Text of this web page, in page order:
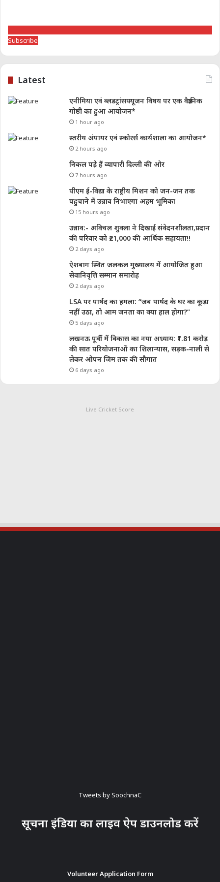
Subscribe
Latest
एनीमिया एवं ब्लडट्रांसफ्यूजन विषय पर एक वैज्ञानिक
गोष्ठी का हुआ आयोजन*
1 hour ago
स्तरीय अंपायर एवं स्कोरर्स कार्यशाला का आयोजन*
2 hours ago
निकल पड़े हैं व्यापारी दिल्ली की ओर
7 hours ago
पीएम ई-विद्या के राष्ट्रीय मिशन को जन-जन तक
पहुचाने में उन्नाव निभाएगा अहम भूमिका
15 hours ago
उन्नाव:- अविचल शुक्ला ने दिखाई संवेदनशीलता,प्रदान
की परिवार को ₹21,000 की आर्थिक सहायता!!
2 days ago
ऐशबाग स्थित जलकल मुख्यालय में आयोजित हुआ
सेवानिवृत्ति सम्मान समारोह
2 days ago
LSA पर पार्षद का हमला: “जब पार्षद के घर का कूड़ा
नहीं उठा, तो आम जनता का क्या हाल होगा?”
5 days ago
लखनऊ पूर्वी में विकास का नया अध्याय: ₹1.81 करोड़
की सात परियोजनाओं का शिलान्यास, सड़क-नाली से
लेकर ओपन जिम तक की सौगात
6 days ago
Live Cricket Score
Tweets by SoochnaC
सूचना इंडिया का लाइव ऐप डाउनलोड करें
Volunteer Application Form